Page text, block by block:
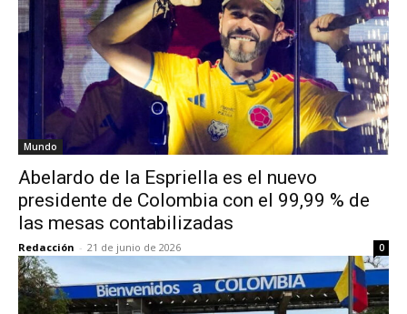
Mundo
Abelardo de la Espriella es el nuevo
presidente de Colombia con el 99,99 % de
las mesas contabilizadas
Redacción - 21 de junio de 2026 0